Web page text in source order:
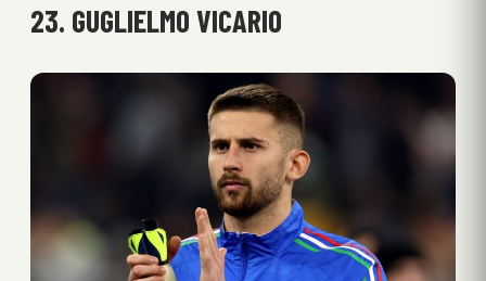
23. GUGLIELMO VICARIO